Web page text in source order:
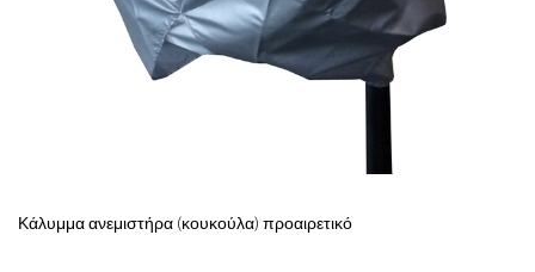
Κάλυμμα ανεμιστήρα (κουκούλα) προαιρετικό